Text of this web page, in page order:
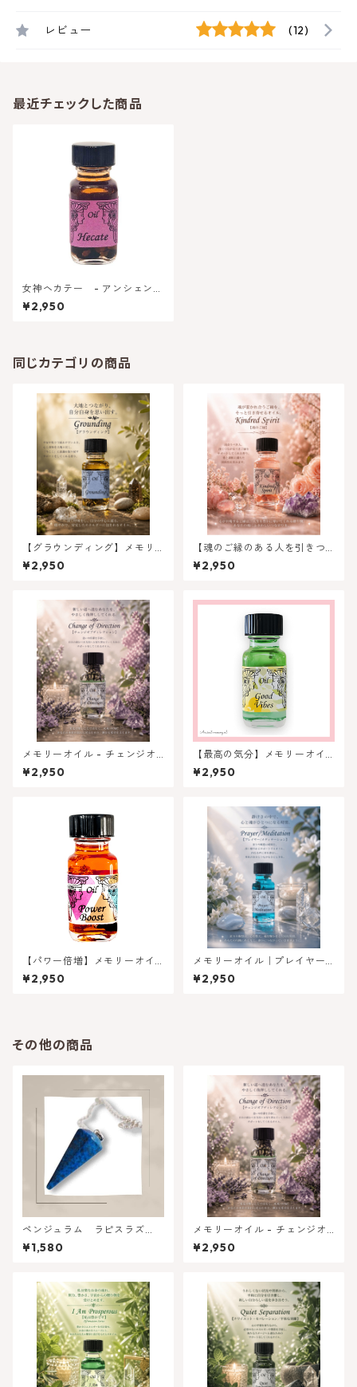
レビュー (12)
最近チェックした商品
女神ヘカテー - アンシェント
メモリーオイル 岐路の女神
¥2,950
同じカテゴリの商品
【グラウンディング】メモリ
ーオイル - グラウンディング
¥2,950
【魂のご縁のある人を引きつ
ける】キンドレッドスピリッ
ト（魂のご縁）
¥2,950
メモリーオイル - チェンジオ
ブディレクション (方向転換)
¥2,950
【最高の気分】メモリーオイ
ル - グッドバイブス（いいバ
イブス）
¥2,950
【パワー倍増】メモリーオイ
ル - パワーブースト
¥2,950
メモリーオイル｜プレイヤー
／メディテーション
¥2,950
その他の商品
ペンジュラム ラピスラズ
リ 六角形・六面カット
¥1,580
メモリーオイル - チェンジオ
ブディレクション (方向転換)
¥2,950